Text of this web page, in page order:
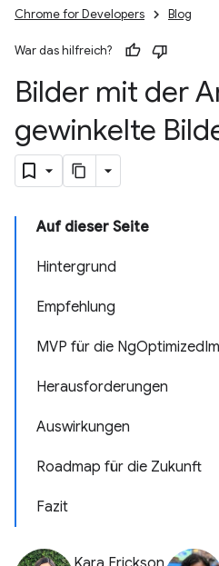
Chrome for Developers Blog
War das hilfreich?
Bilder mit der
gewinkelte
Auf dieser Seite
Hintergrund
Empfehlung
MVP für die
Herausforderungen
Auswirkungen
Roadmap für die Zukunft
Fazit